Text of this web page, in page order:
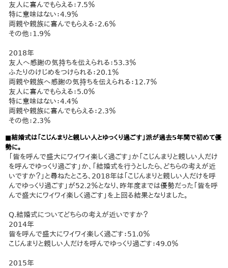
友人に喜んでもらえる：7.5％
特に意味はない：4.9％
両親や親族に喜んでもらえる：2.6％
その他：1.9％
2018年
友人へ感謝の気持ちを伝えられる：53.3％
ふたりのけじめをつけられる：20.1％
両親や親族へ感謝の気持ちを伝えられる：12.7％
友人に喜んでもらえる：5.0％
特に意味はない：4.4％
両親や親族に喜んでもらえる：2.3％
その他：2.3％
■結婚式は「こじんまりと親しい人とゆっくり過ごす」派が過去5年間で初めて優
勢に。
「皆を呼んで盛大にワイワイ楽しく過ごす」か「こじんまりと親しい人だけ
を呼んでゆっくり過ごす」か、「結婚式を行うとしたら、どちらの考えが近
いですか？」と尋ねたところ、2018年は「こじんまりと親しい人だけを呼
んでゆっくり過ごす」が52.2％となり、昨年度までは優勢だった「皆を呼
んで盛大にワイワイ楽しく過ごす」を上回る結果となりました。
Q.結婚式についてどちらの考えが近いですか？
2014年
皆を呼んで盛大にワイワイ楽しく過ごす：51.0％
こじんまりと親しい人だけを呼んでゆっくり過ごす：49.0％
2015年